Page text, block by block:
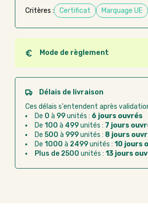
Critères : Certificat Marquage UE
Mode de règlement
Quel que soit le mode de règlement,
passer commande en ligne sur Good
Paiement CB :paiement sécurisé
Virement bancaire :règlement
après la commande
Chorus Pro :règlement par
administratif après la commande
Délais de livraison
Ces délais s'entendent après
De 0 à 99unités : 6 jours ouvrés
De 100 à 499unités : 7 jours
De 500 à 999unités : 8 jours
De 1000 à 2499unités : 10 jours
Plus de 2500 unités : 13 jours